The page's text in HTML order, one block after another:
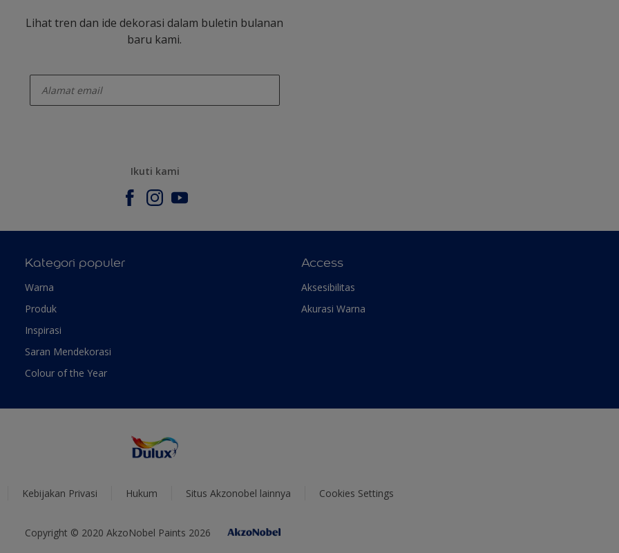
Lihat tren dan ide dekorasi dalam buletin bulanan
baru kami.
Ikuti kami
Kategori populer
Warna
Produk
Inspirasi
Saran Mendekorasi
Colour of the Year
Access
Aksesibilitas
Akurasi Warna
Kebijakan Privasi Hukum Situs Akzonobel lainnya Cookies Settings
Copyright © 2020 AkzoNobel Paints 2026